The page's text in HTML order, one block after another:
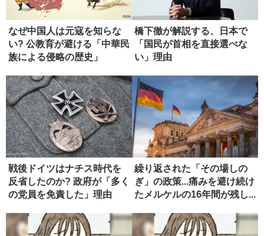
なぜ中国人は元寇を知らな
い? 公教育が避ける「中華民
族による侵略の歴史」
橋下徹が解説する、日本で
「国民が首相を直接選べな
い」理由
戦後ドイツはナチス時代を
反省したのか? 政府が「多く
の党員を免責した」理由
繰り返された「その場しの
ぎ」の政策...痛みを避け続け
たメルケルの16年間が残し...